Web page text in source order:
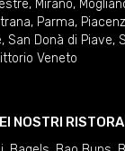
, Mirano,
, Parma,
, San Donà di Piave,
Veneto
NOSTRI